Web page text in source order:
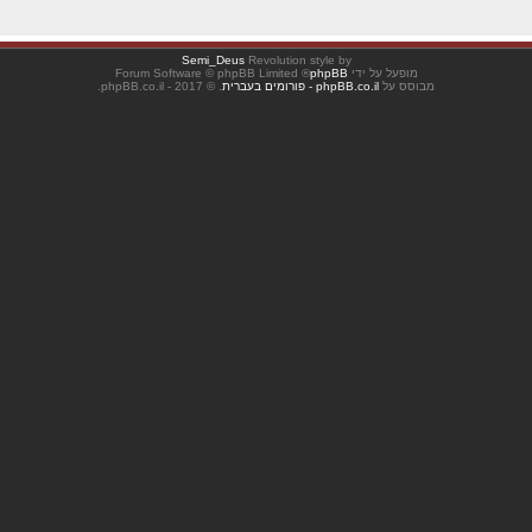
Revolution style by
Semi_Deus
מופעל על ידי phpBB
® Forum Software © phpBB Limited
מבוסס על phpBB.co.il - פורומים בעברית . © 2017 - phpBB.co.il.